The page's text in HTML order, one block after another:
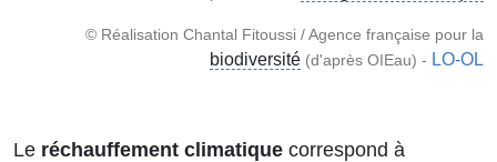
© Réalisation Chantal Fitoussi / Agence française pour la
biodiversité (d'après OIEau) - LO-OL
Le réchauffement climatique correspond à